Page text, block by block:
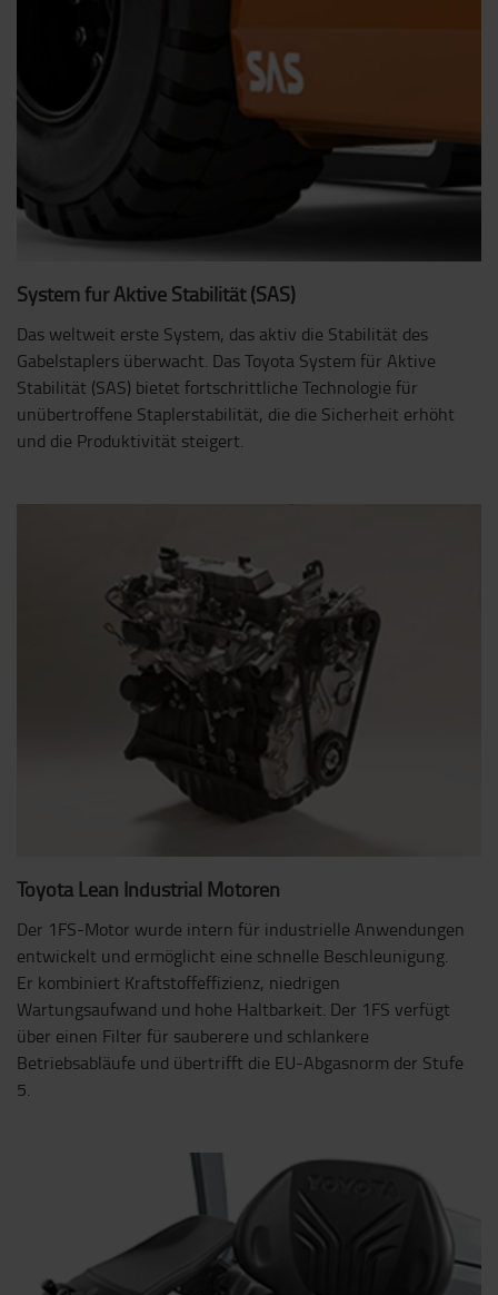
System für Aktive Stabilität (SAS)
Das weltweit erste System, das aktiv die Stabilität des
Gabelstaplers überwacht. Das Toyota System für Aktive
Stabilität (SAS) bietet fortschrittliche Technologie für
unübertroffene Staplerstabilität, die die Sicherheit erhöht
und die Produktivität steigert.
Toyota Lean Industrial Motoren
Der 1FS-Motor wurde intern für industrielle Anwendungen
entwickelt und ermöglicht eine schnelle Beschleunigung.
Er kombiniert Kraftstoffeffizienz, niedrigen
Wartungsaufwand und hohe Haltbarkeit. Der 1FS verfügt
über einen Filter für sauberere und schlankere
Betriebsabläufe und übertrifft die EU-Abgasnorm der Stufe
5.